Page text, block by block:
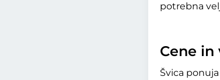
potrebna
Cene in
Švica